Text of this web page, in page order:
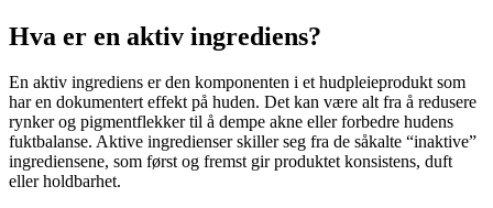
Hva er en aktiv ingrediens?
En aktiv ingrediens er den komponenten i et hudpleieprodukt som
har en dokumentert effekt på huden. Det kan være alt fra å redusere
rynker og pigmentflekker til å dempe akne eller forbedre hudens
fuktbalanse. Aktive ingredienser skiller seg fra de såkalte “inaktive”
ingrediensene, som først og fremst gir produktet konsistens, duft
eller holdbarhet.